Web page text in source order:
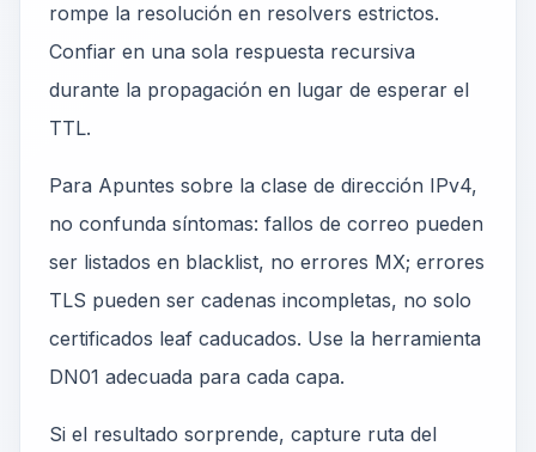
rompe la resolución en resolvers estrictos.
Confiar en una sola respuesta recursiva
durante la propagación en lugar de esperar el
TTL.
Para Apuntes sobre la clase de dirección IPv4,
no confunda síntomas: fallos de correo pueden
ser listados en blacklist, no errores MX; errores
TLS pueden ser cadenas incompletas, no solo
certificados leaf caducados. Use la herramienta
DN01 adecuada para cada capa.
Si el resultado sorprende, capture ruta del